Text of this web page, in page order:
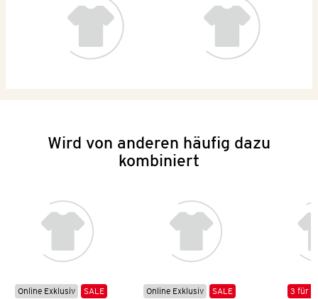
Wird von anderen häufig dazu
kombiniert
Online Exklusiv
SALE
Online Exklusiv
SALE
3 für 2